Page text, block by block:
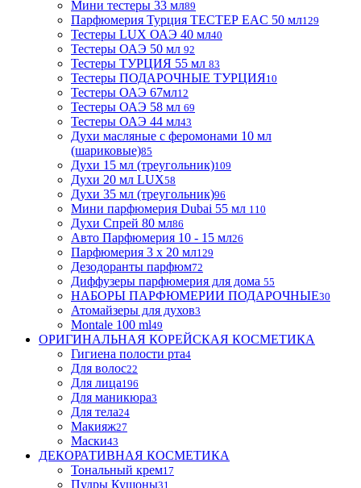
Мини тестеры 33 мл89
Парфюмерия Турция ТЕСТЕР EAC 50 мл129
Тестеры LUX ОАЭ 40 мл40
Тестеры ОАЭ 50 мл 92
Тестеры ТУРЦИЯ 55 мл 83
Тестеры ПОДАРОЧНЫЕ ТУРЦИЯ10
Тестеры ОАЭ 67мл12
Тестеры ОАЭ 58 мл 69
Тестеры ОАЭ 44 мл43
Духи масляные с феромонами 10 мл
(шариковые)85
Духи 15 мл (треугольник)109
Духи 20 мл LUX58
Духи 35 мл (треугольник)96
Мини парфюмерия Dubai 55 мл 110
Духи Спрей 80 мл86
Авто Парфюмерия 10 - 15 мл26
Парфюмерия 3 х 20 мл129
Дезодоранты парфюм72
Диффузеры парфюмерия для дома 55
НАБОРЫ ПАРФЮМЕРИИ ПОДАРОЧНЫЕ30
Атомайзеры для духов3
Montale 100 ml49
ОРИГИНАЛЬНАЯ КОРЕЙСКАЯ КОСМЕТИКА
Гигиена полости рта4
Для волос22
Для лица196
Для маникюра3
Для тела24
Макияж27
Маски43
ДЕКОРАТИВНАЯ КОСМЕТИКА
Тональный крем17
Пудры Кушоны31